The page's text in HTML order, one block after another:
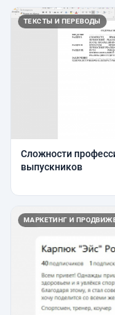
ТЕКСТЫ И ПЕРЕВОДЫ
Сложности
выпускников
МАРКЕТИНГ И